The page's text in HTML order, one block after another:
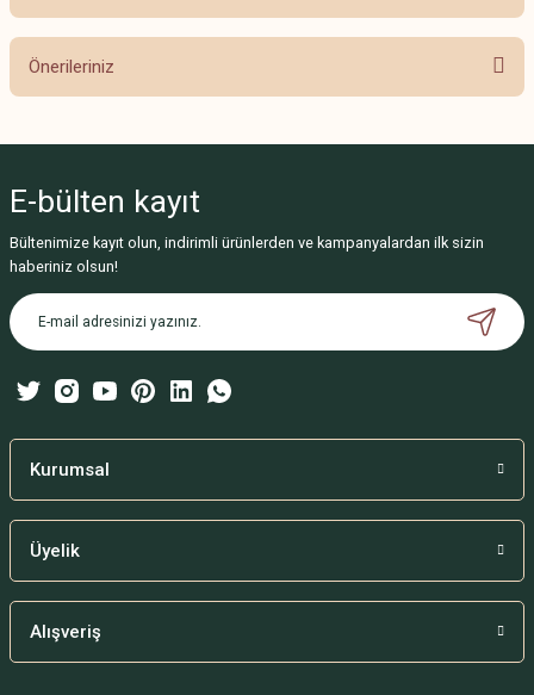
Önerileriniz
Görüş ve önerileriniz için teşekkür ederiz.
Ürün resmi kalitesiz, bozuk veya görüntülenemiyor.
Ürün açıklamasında eksik bilgiler bulunuyor.
Ürün bilgilerinde hatalar bulunuyor.
Bu ürüne benzer farklı alternatifler olmalı.
E-bülten kayıt
Bültenimize kayıt olun, indirimli ürünlerden ve kampanyalardan ilk sizin
haberiniz olsun!
Kurumsal
Üyelik
Alışveriş